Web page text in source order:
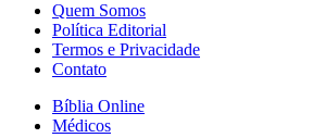
Quem Somos
Política Editorial
Termos e Privacidade
Contato
Bíblia Online
Médicos